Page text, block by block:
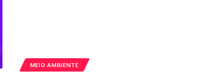
MEIO AMBIENTE